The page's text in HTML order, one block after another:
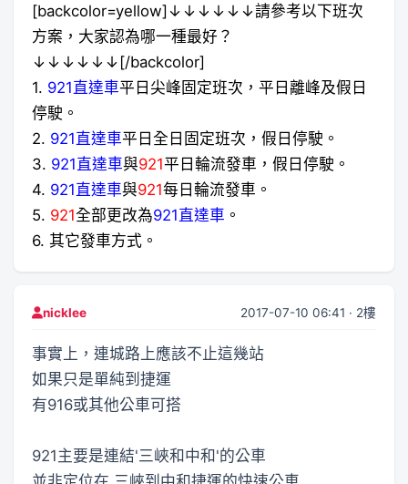
[backcolor=yellow]↓↓↓↓↓↓請參考以下班次
方案，大家認為哪一種最好？
↓↓↓↓↓↓[/backcolor]
1. 921直達車平日尖峰固定班次，平日離峰及假日
停駛。
2. 921直達車平日全日固定班次，假日停駛。
3. 921直達車與921平日輪流發車，假日停駛。
4. 921直達車與921每日輪流發車。
5. 921全部更改為921直達車 。
6. 其它發車方式。
nicklee 2017-07-10 06:41 · 2樓
事實上，連城路上應該不止這幾站
如果只是單純到捷運
有916或其他公車可搭
921主要是連結'三峽和中和'的公車